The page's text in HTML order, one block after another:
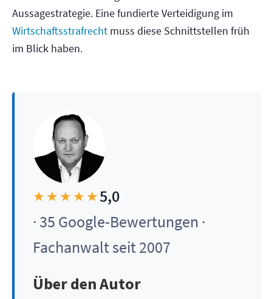
Aussagestrategie. Eine fundierte Verteidigung im
Wirtschaftsstrafrecht muss diese Schnittstellen früh
im Blick haben.
★★★★★5,0
· 35 Google-Bewertungen ·
Fachanwalt seit 2007
Über den Autor